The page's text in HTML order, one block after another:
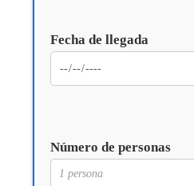
Fecha de llegada
Número de personas